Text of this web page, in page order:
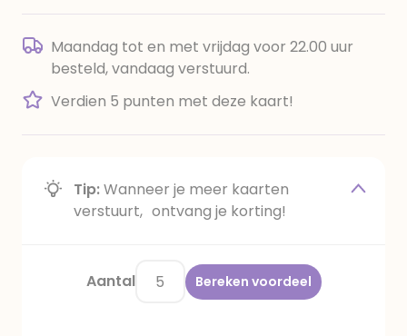
Maandag tot en met vrijdag voor 22.00 uur
besteld, vandaag verstuurd.
Verdien 5 punten met deze kaart!
Tip:Wanneer je meer kaarten
verstuurt, ontvang je korting!
Aantal Bereken voordeel